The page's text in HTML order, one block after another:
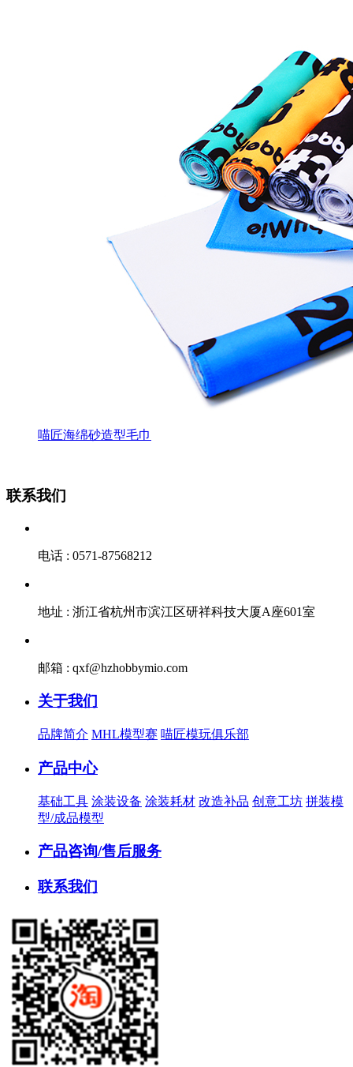
喵匠海绵砂造型毛巾
联系我们
电话 : 0571-87568212
地址 : 浙江省杭州市滨江区研祥科技大厦A座601室
邮箱 : qxf@hzhobbymio.com
关于我们
品牌简介 MHL模型赛 喵匠模玩俱乐部
产品中心
基础工具 涂装设备 涂装耗材 改造补品 创意工坊 拼装模
型/成品模型
产品咨询/售后服务
联系我们